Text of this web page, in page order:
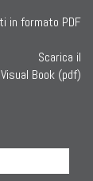
Scarica il
Visual Book (pdf)